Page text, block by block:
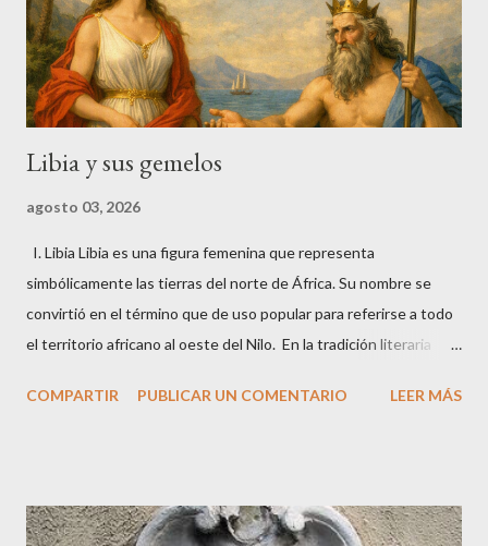
papel es eminentemente genealógico: es la madre de los
primeros reyes y epónimos de la región. De su unión...
Libia y sus gemelos
agosto 03, 2026
I. Libia Libia es una figura femenina que representa
simbólicamente las tierras del norte de África. Su nombre se
convirtió en el término que de uso popular para referirse a todo
el territorio africano al oeste del Nilo. En la tradición literaria
sacerdotisa argiva que fue transformada en vaca y perseguida
De este modo, Libia adquiere un papel simbólico como epónima
COMPARTIR PUBLICAR UN COMENTARIO LEER MÁS